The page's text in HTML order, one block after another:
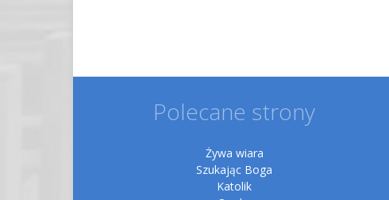
Polecane strony
Żywa wiara
Szukając Boga
Katolik